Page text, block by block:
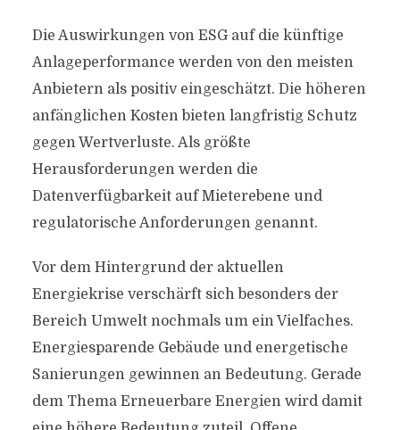
Die Auswirkungen von ESG auf die künftige
Anlageperformance werden von den meisten
Anbietern als positiv eingeschätzt. Die höheren
anfänglichen Kosten bieten langfristig Schutz
gegen Wertverluste. Als größte
Herausforderungen werden die
Datenverfügbarkeit auf Mieterebene und
regulatorische Anforderungen genannt.
Vor dem Hintergrund der aktuellen
Energiekrise verschärft sich besonders der
Bereich Umwelt nochmals um ein Vielfaches.
Energiesparende Gebäude und energetische
Sanierungen gewinnen an Bedeutung. Gerade
dem Thema Erneuerbare Energien wird damit